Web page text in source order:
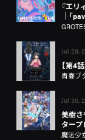
『エリ
│「
Jul 29,
【第4
青春ブ
Jul 30,
美樹
ター
魔法少